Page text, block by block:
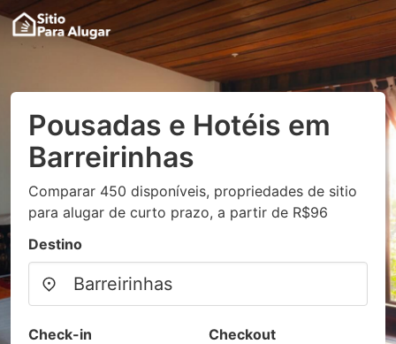
Pousadas e Hotéis em
Barreirinhas
Comparar 450 disponíveis, propriedades de sitio
para alugar de curto prazo, a partir de R$96
Destino
Check-in Checkout